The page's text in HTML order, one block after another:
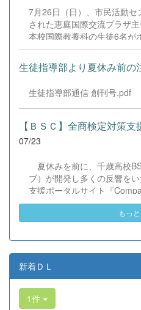
本校演劇部への変わらぬご
す。 &nbsp;
7月26日（日）、市民活動
された恵庭国際交流プラザ
本校国際教養科の生徒6名が
した！ 会場にはウクライナ
ど多国籍な参加者が集まり
りなどを満喫。浴衣姿でイ
葉や国境を超えて笑顔で交
らは、「国籍や年齢を問わ
て動く姿が素晴らしい。異
についている」と、賞賛の
だけでなく、地域や世界と
姿に、誇らしさでいっぱい
飛び出そう！ その温かい心
する魅力的な人材へ成長し
す！
生徒指導部より夏休み前の
生徒指導部通信 創刊号.pdf
07/23
夏休みを前に、千歳高校
ブ）が開発し多くの反響を
支援ポータルサイト『
ージョンアップいたしまし
らいただいたアンケートの
の実装までを行いました。
ネス計算・簿記・ビジネス
務分析・ビジネスコミュニ
ぶ計79件の更新プログラ
具体的には、各検定問題数
機能の追加、フォント拡大な
もっ
新着ＤＬ
1件